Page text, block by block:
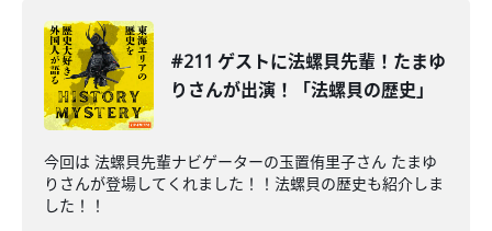
#211 ゲストに法螺貝先輩！たまゆ
りさんが出演！「法螺貝の歴史」
今回は 法螺貝先輩ナビゲーターの玉置侑里子さん たまゆ
りさんが登場してくれました！！法螺貝の歴史も紹介しま
した！！